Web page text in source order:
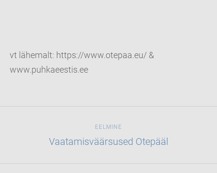
vt lähemalt: https://www.otepaa.eu/ &
www.puhkaeestis.ee
EELMINE
Vaatamisväärsused Otepääl